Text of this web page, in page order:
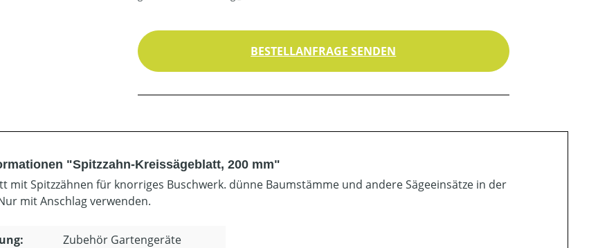
BESTELLANFRAGE SENDEN
"Spitzzahn-Kreissägeblatt, 200 mm"
mit Spitzzähnen für knorriges Buschwerk. dünne Baumstämme und andere Sägeeinsätze in der
mit Anschlag verwenden.
Zubehör Gartengeräte